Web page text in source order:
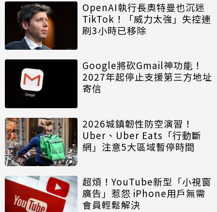
OpenAI執行長奧特曼也沉迷
TikTok！「威力太強」失控連
刷3小時已移除
Google將砍Gmail神功能！
2027年起停止支援第三方地址
寄信
2026城鎮韌性防空演習！
Uber、Uber Eats「行動斷
網」注意5大區域暫停時間
超煩！YouTube新型「小視窗
廣告」惹怨 iPhone用戶無需
會員輕鬆解決